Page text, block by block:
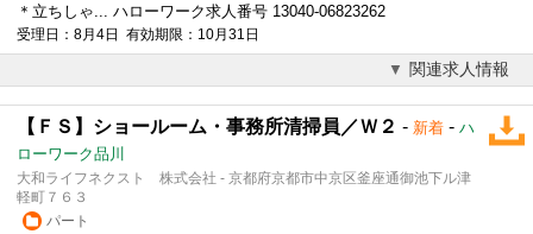
＊立ちしゃ... ハローワーク求人番号 13040-06823262
受理日：8月4日 有効期限：10月31日
関連求人情報
【ＦＳ】ショールーム・事務所清掃員／Ｗ２ - 新着 - ハ
ローワーク品川
大和ライフネクスト 株式会社 - 京都府京都市中京区釜座通御池下ル津
軽町７６３
パート